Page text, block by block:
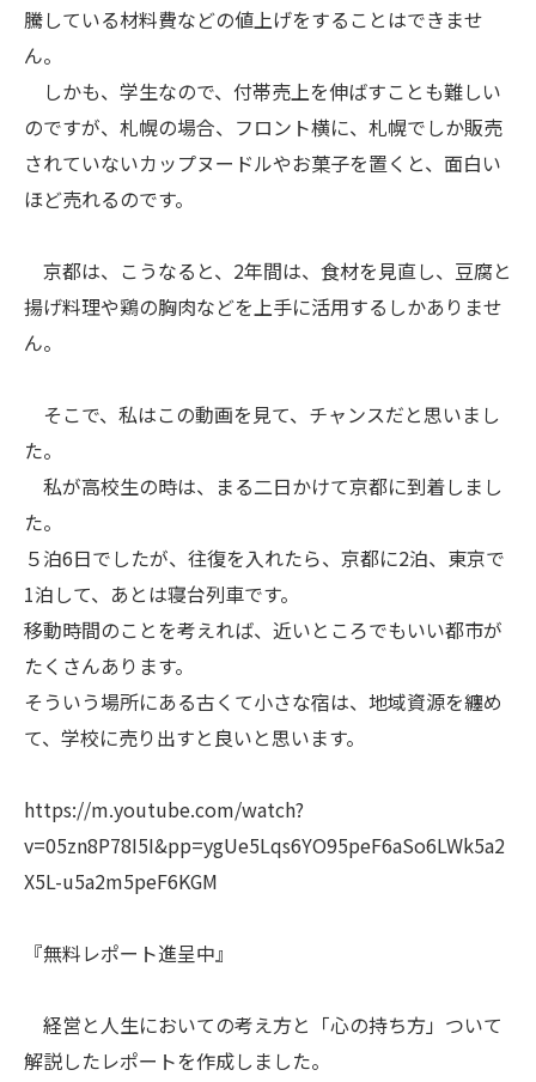
騰している材料費などの値上げをすることはできませ
ん。
しかも、学生なので、付帯売上を伸ばすことも難しい
のですが、札幌の場合、フロント横に、札幌でしか販売
されていないカップヌードルやお菓子を置くと、面白い
ほど売れるのです。
京都は、こうなると、2年間は、食材を見直し、豆腐と
揚げ料理や鶏の胸肉などを上手に活用するしかありませ
ん。
そこで、私はこの動画を見て、チャンスだと思いまし
た。
私が高校生の時は、まる二日かけて京都に到着しまし
た。
５泊6日でしたが、往復を入れたら、京都に2泊、東京で
1泊して、あとは寝台列車です。
移動時間のことを考えれば、近いところでもいい都市が
たくさんあります。
そういう場所にある古くて小さな宿は、地域資源を纏め
て、学校に売り出すと良いと思います。
https://m.youtube.com/watch?
v=05zn8P78I5I&pp=ygUe5Lqs6YO95peF6aSo6LWk5a2
X5L-u5a2m5peF6KGM
『無料レポート進呈中』
経営と人生においての考え方と「心の持ち方」ついて
解説したレポートを作成しました。